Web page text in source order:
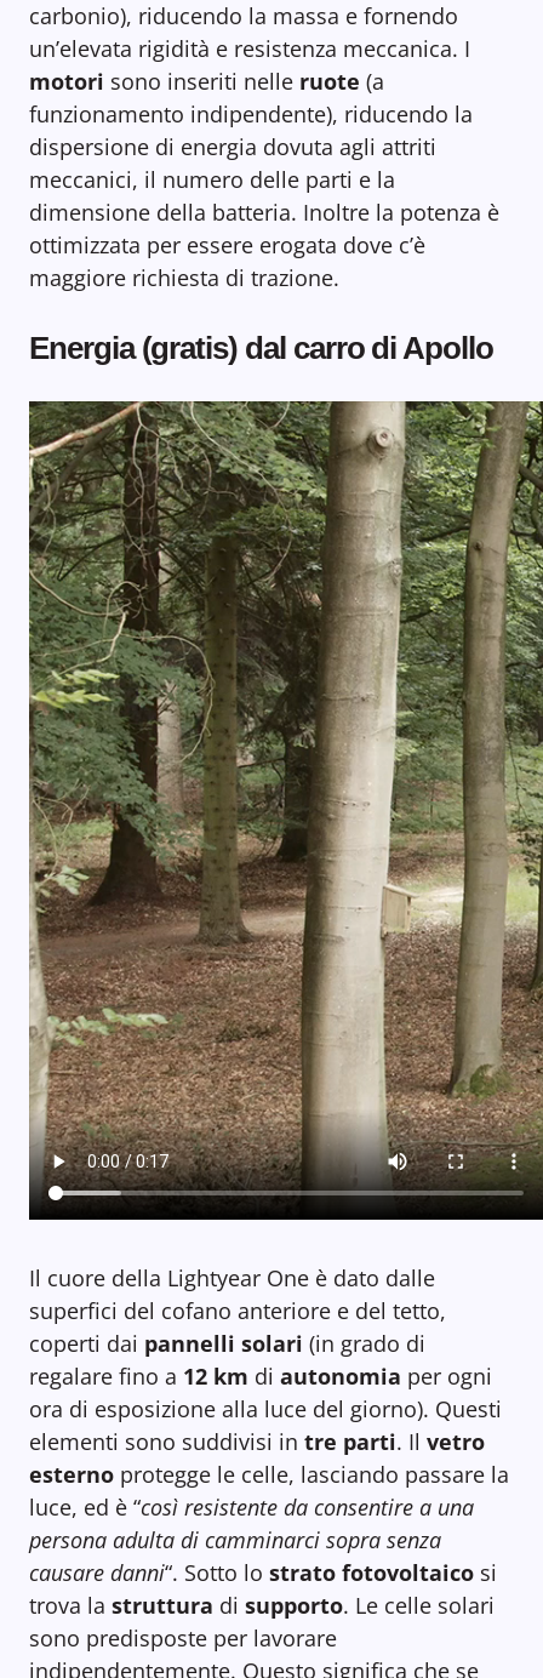
carbonio), riducendo la massa e fornendo
un’elevata rigidità e resistenza meccanica. I
motori sono inseriti nelle ruote (a
funzionamento indipendente), riducendo la
dispersione di energia dovuta agli attriti
meccanici, il numero delle parti e la
dimensione della batteria. Inoltre la potenza è
ottimizzata per essere erogata dove c’è
maggiore richiesta di trazione.
Energia (gratis) dal carro di Apollo
Il cuore della Lightyear One è dato dalle
superfici del cofano anteriore e del tetto,
coperti dai pannelli solari (in grado di
regalare fino a 12 km di autonomia per ogni
ora di esposizione alla luce del giorno). Questi
elementi sono suddivisi in tre parti. Il vetro
esterno protegge le celle, lasciando passare la
luce, ed è “così resistente da consentire a una
persona adulta di camminarci sopra senza
causare danni“. Sotto lo strato fotovoltaico si
trova la struttura di supporto. Le celle solari
sono predisposte per lavorare
indipendentemente. Questo significa che se